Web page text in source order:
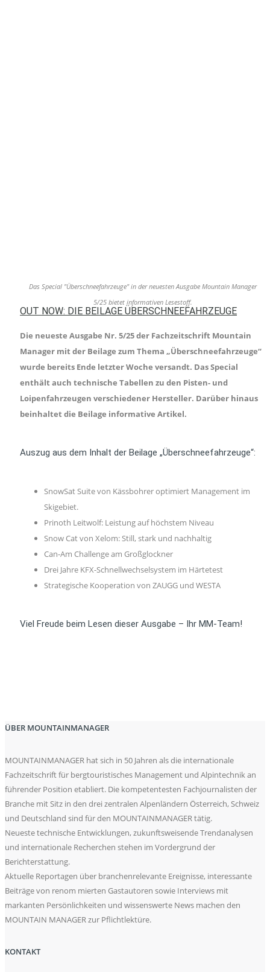
Das Special "Überschneefahrzeuge" in der neuesten Ausgabe Mountain Manager
5/25 bietet informativen Lesestoff.
OUT NOW: DIE BEILAGE ÜBERSCHNEEFAHRZEUGE
Die neueste Ausgabe Nr. 5/25 der Fachzeitschrift Mountain
Manager mit der Beilage zum Thema „Überschneefahrzeuge“
wurde bereits Ende letzter Woche versandt. Das Special
enthält auch technische Tabellen zu den Pisten- und
Loipenfahrzeugen verschiedener Hersteller. Darüber hinaus
beinhaltet die Beilage informative Artikel.
Auszug aus dem Inhalt der Beilage „Überschneefahrzeuge“:
SnowSat Suite von Kässbohrer optimiert Management im
Skigebiet.
Prinoth Leitwolf: Leistung auf höchstem Niveau
Snow Cat von Xelom: Still, stark und nachhaltig
Can-Am Challenge am Großglockner
Drei Jahre KFX-Schnellwechselsystem im Härtetest
Strategische Kooperation von ZAUGG und WESTA
Viel Freude beim Lesen dieser Ausgabe – Ihr MM-Team!
ÜBER MOUNTAINMANAGER
MOUNTAINMANAGER hat sich in 50 Jahren als die internationale
Fachzeitschrift für bergtouristisches Management und Alpintechnik an
führender Position etabliert. Die kompetentesten Fachjournalisten der
Branche mit Sitz in den drei zentralen Alpenländern Österreich, Schweiz
und Deutschland sind für den MOUNTAINMANAGER tätig.
Neueste technische Entwicklungen, zukunftsweisende Trendanalysen
und internationale Recherchen stehen im Vordergrund der
Berichterstattung.
Aktuelle Reportagen über branchenrelevante Ereignisse, interessante
Beiträge von renom mierten Gastautoren sowie Interviews mit
markanten Persönlichkeiten und wissenswerte News machen den
MOUNTAIN MANAGER zur Pflichtlektüre.
KONTAKT